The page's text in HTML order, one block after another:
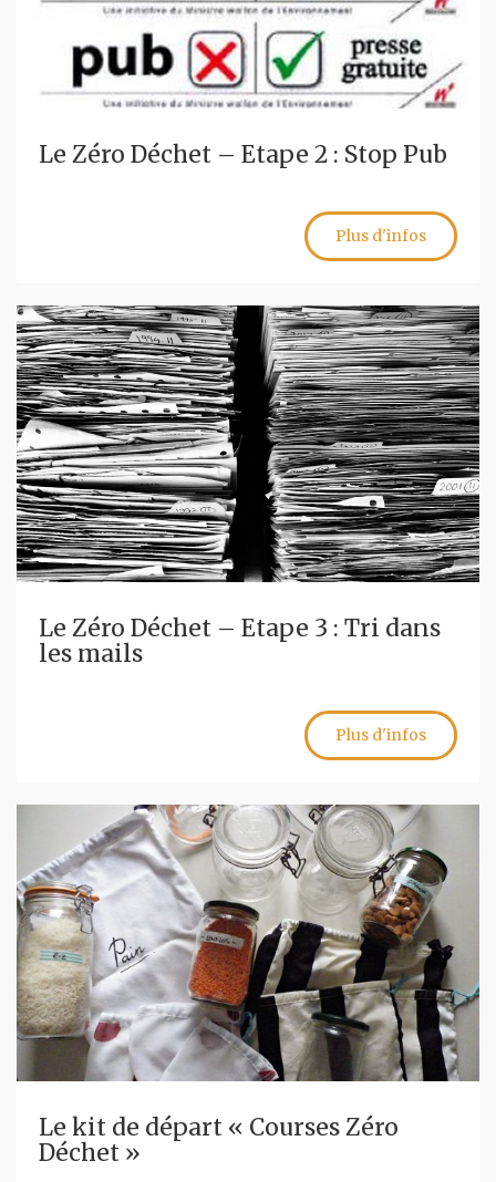
Le Zéro Déchet – Etape 2 : Stop Pub
Plus d'infos
Le Zéro Déchet – Etape 3 : Tri dans
les mails
Plus d'infos
Le kit de départ « Courses Zéro
Déchet »